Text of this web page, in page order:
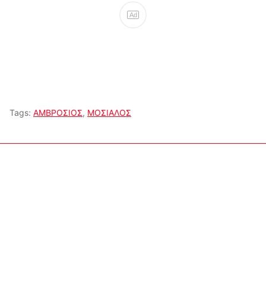
Ad
Tags: ΑΜΒΡΟΣΙΟΣ, ΜΟΣΙΑΛΟΣ